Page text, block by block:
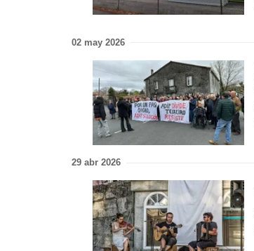
02 may 2026
29 abr 2026